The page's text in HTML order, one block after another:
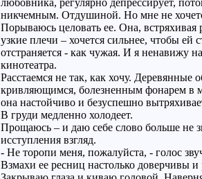
любовника, регулярно депрессирует,
никчемным. Отдушиной. Но мне не
Порываюсь целовать ее. Она,
узкие плечи – хочется сильнее, чтобы
отстраняется - как чужая. И я ненавижу
кинотеатра.
Расстаемся не так, как хочу. Деревянные
кривляющимся, болезненным фонарем в
она настойчиво и безуспешно
В груди медленно холодеет.
Прощаюсь – и даю себе слово больше не
исступления взгляд.
- Не торопи меня, пожалуйста, - голос
Взмахи ее ресниц настолько доверчивы и